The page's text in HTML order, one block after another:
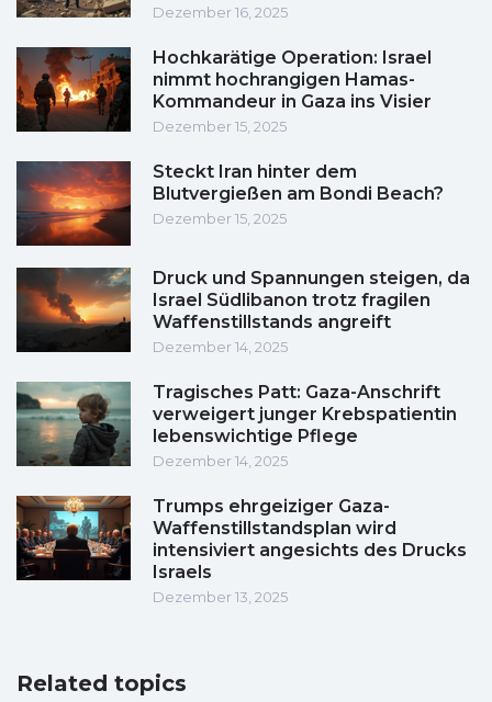
Dezember 16, 2025
Hochkarätige Operation: Israel
nimmt hochrangigen Hamas-
Kommandeur in Gaza ins Visier
Dezember 15, 2025
Steckt Iran hinter dem
Blutvergießen am Bondi Beach?
Dezember 15, 2025
Druck und Spannungen steigen, da
Israel Südlibanon trotz fragilen
Waffenstillstands angreift
Dezember 14, 2025
Tragisches Patt: Gaza-Anschrift
verweigert junger Krebspatientin
lebenswichtige Pflege
Dezember 14, 2025
Trumps ehrgeiziger Gaza-
Waffenstillstandsplan wird
intensiviert angesichts des Drucks
Israels
Dezember 13, 2025
Related topics